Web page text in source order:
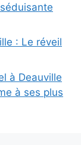
: Le réveil
à Deauville
à ses plus